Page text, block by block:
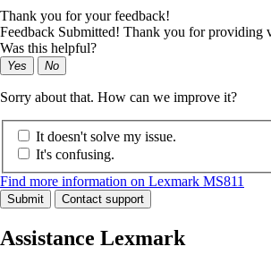
Thank you for your feedback!
Feedback Submitted! Thank you for providing
Was this helpful?
Yes No
Sorry about that. How can we improve it?
It doesn't solve my issue.
It's confusing.
Find more information on Lexmark MS811
Submit Contact support
Assistance Lexmark